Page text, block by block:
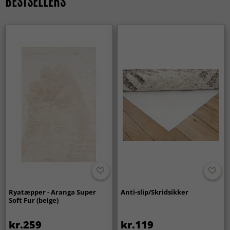
valg, som aldrig går af mode. De passer lige godt i
Ryatæpper - Aranga Super
Soft Fur (beige)
kr.259
Anti-slip/Skridsikker
kr.119